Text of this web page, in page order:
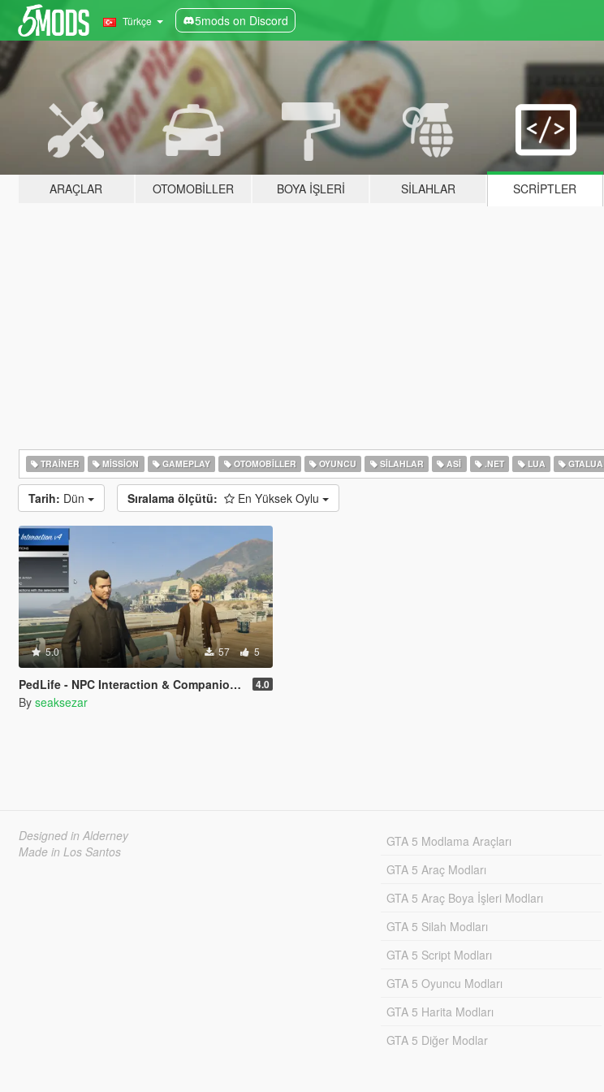
Türkçe 5mods on Discord
ARAÇLAR OTOMOBILLER BOYA İŞLERI SILAHLAR SCRIPTLER
TRAINER MISSION GAMEPLAY OTOMOBILLER OYUNCU SILAHLAR ASI .NET LUA GTALUA
Tarih: Dün Sıralama ölçütü: En Yüksek Oylu
5.0 57 5
PedLife - NPC Interaction & Companion Actions [Legacy] 4.0
By seaksezar
Designed in Alderney
Made in Los Santos
GTA 5 Modlama Araçları
GTA 5 Araç Modları
GTA 5 Araç Boya İşleri Modları
GTA 5 Silah Modları
GTA 5 Script Modları
GTA 5 Oyuncu Modları
GTA 5 Harita Modları
GTA 5 Diğer Modlar